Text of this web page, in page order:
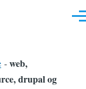
-web,
drupal og